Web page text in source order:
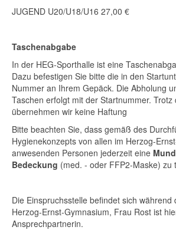
JUGEND U20/U18/U16 27,00 €
Taschenabgabe
In der HEG-Sporthalle ist eine
Dazu befestigen Sie bitte die in den
Nummer an Ihrem Gepäck. Die Abholung
Taschen erfolgt mit der Startnummer. Trotz
übernehmen wir keine Haftung
Bitte beachten Sie, dass gemäß des
Hygienekonzepts von allen im Herzog-
anwesenden Personen jederzeit eine
Bedeckung (med. - oder FFP2-Maske) zu
Die Einspruchsstelle befindet sich während
Herzog-Ernst-Gymnasium, Frau Rost ist
Ansprechpartnerin.